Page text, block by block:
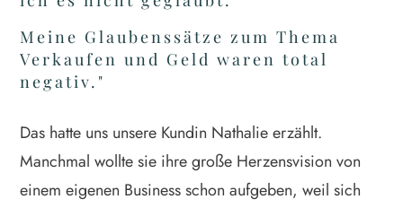
Meine Glaubenssätze zum Thema
Verkaufen und Geld waren total
negativ."
Das hatte uns unsere Kundin Nathalie erzählt.
Manchmal wollte sie ihre große Herzensvision von
einem eigenen Business schon aufgeben, weil sich